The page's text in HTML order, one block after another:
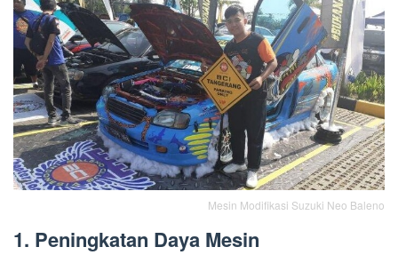
Mesin Modifikasi Suzuki Neo Baleno
1. Peningkatan Daya Mesin